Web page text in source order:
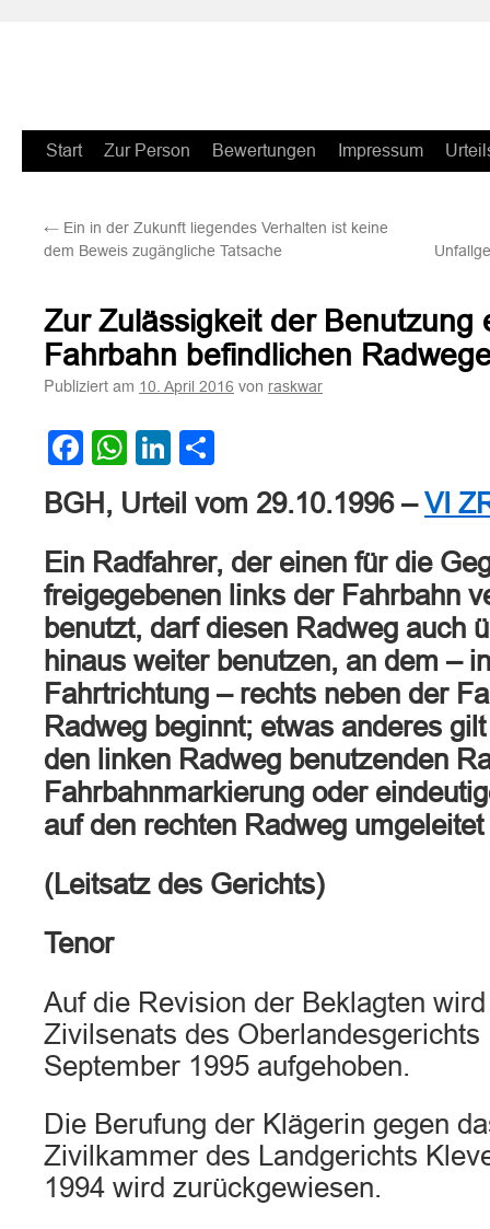
Zum
springen
Start Zur Person Bewertungen Impressum
← Ein in der Zukunft liegendes Verhalten ist keine
dem Beweis zugängliche Tatsache
Zur Zulässigkeit der Benutzung
Fahrbahn befindlichen
Publiziert am 10. April 2016 von raskwar
Facebook
WhatsApp
LinkedIn
BGH, Urteil vom 29.10.1996 –VI
Ein Radfahrer, der einen für die
freigegebenen links der Fahrbahn
benutzt, darf diesen Radweg auch
hinaus weiter benutzen, an dem –
Fahrtrichtung – rechts neben der
Radweg beginnt; etwas anderes
den linken Radweg benutzenden
Fahrbahnmarkierung oder
auf den rechten Radweg
(Leitsatz des Gerichts)
Tenor
Auf die Revision der Beklagten
Zivilsenats des
September 1995 aufgehoben.
Die Berufung der Klägerin gegen
Zivilkammer des Landgerichts
1994 wird zurückgewiesen.